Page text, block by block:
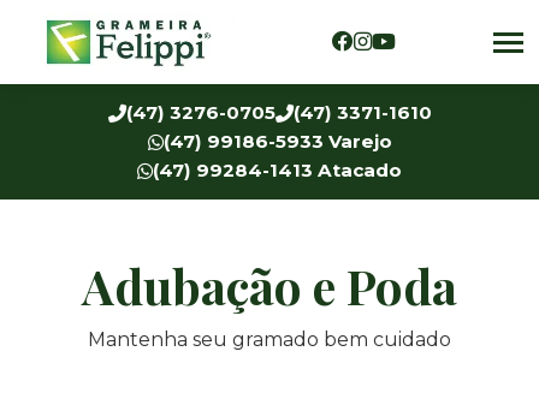
(47) 3276-0705
(47) 3371-1610
(47) 99186-5933 Varejo
(47) 99284-1413 Atacado
Adubação e Poda
Mantenha seu gramado bem cuidado